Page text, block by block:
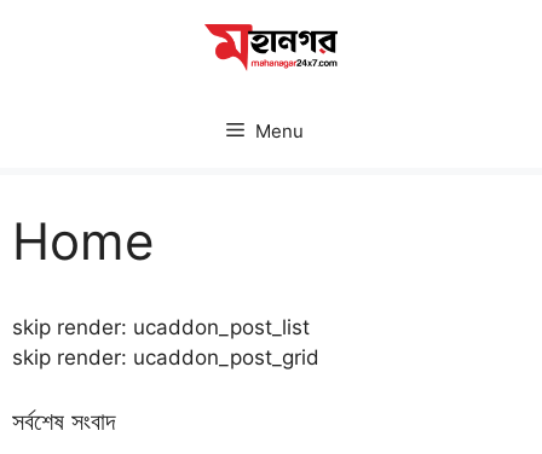
Menu
Home
skip render: ucaddon_post_list
skip render: ucaddon_post_grid
সর্বশেষ সংবাদ